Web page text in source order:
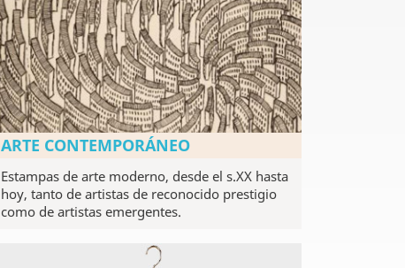
ARTE CONTEMPORÁNEO
Estampas de arte moderno, desde el s.XX hasta
hoy, tanto de artistas de reconocido prestigio
como de artistas emergentes.